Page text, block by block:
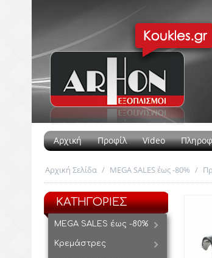
Αρχική Προφίλ Video
Αρχική Σελίδα / MEGA SALES έως -80% /
ΚΑΤΗΓΟΡΙΕΣ
MEGA SALES έως -80%
Κρεμάστρες